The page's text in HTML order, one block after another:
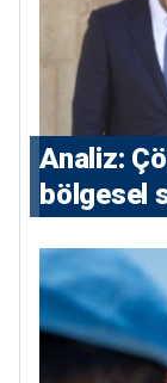
Analiz:
bölgesel